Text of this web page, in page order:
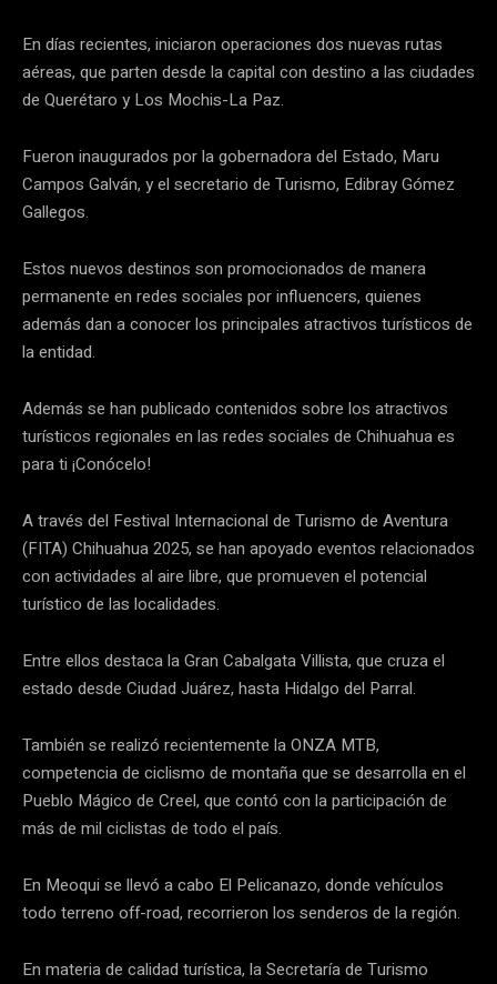
En días recientes, iniciaron operaciones dos nuevas rutas
aéreas, que parten desde la capital con destino a las ciudades
de Querétaro y Los Mochis-La Paz.
Fueron inaugurados por la gobernadora del Estado, Maru
Campos Galván, y el secretario de Turismo, Edibray Gómez
Gallegos.
Estos nuevos destinos son promocionados de manera
permanente en redes sociales por influencers, quienes
además dan a conocer los principales atractivos turísticos de
la entidad.
Además se han publicado contenidos sobre los atractivos
turísticos regionales en las redes sociales de Chihuahua es
para ti ¡Conócelo!
A través del Festival Internacional de Turismo de Aventura
(FITA) Chihuahua 2025, se han apoyado eventos relacionados
con actividades al aire libre, que promueven el potencial
turístico de las localidades.
Entre ellos destaca la Gran Cabalgata Villista, que cruza el
estado desde Ciudad Juárez, hasta Hidalgo del Parral.
También se realizó recientemente la ONZA MTB,
competencia de ciclismo de montaña que se desarrolla en el
Pueblo Mágico de Creel, que contó con la participación de
más de mil ciclistas de todo el país.
En Meoqui se llevó a cabo El Pelicanazo, donde vehículos
todo terreno off-road, recorrieron los senderos de la región.
En materia de calidad turística, la Secretaría de Turismo